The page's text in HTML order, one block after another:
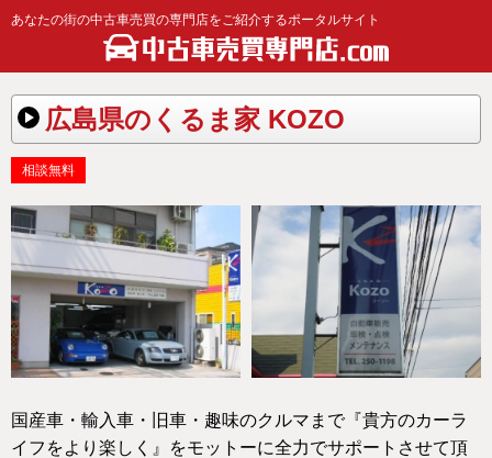
あなたの街の中古車売買の専門店をご紹介するポータルサイト
広島県のくるま家 KOZO
相談無料
国産車・輸入車・旧車・趣味のクルマまで『貴方のカーラ
イフをより楽しく』をモットーに全力でサポートさせて頂